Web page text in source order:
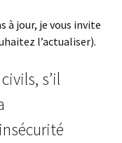
à jour, je vous invite
l’actualiser).
s’il